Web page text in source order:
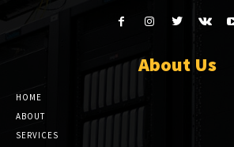
About Us
HOME
ABOUT
SERVICES